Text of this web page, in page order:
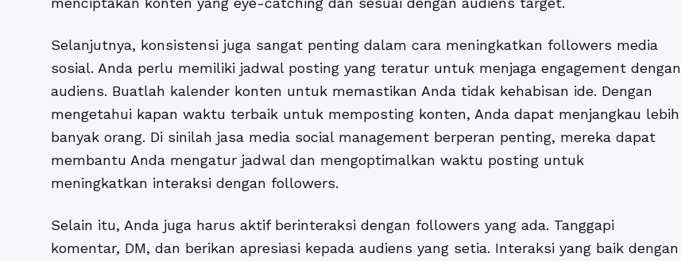
Selanjutnya, konsistensi juga sangat penting dalam cara meningkatkan followers media
sosial. Anda perlu memiliki jadwal posting yang teratur untuk menjaga engagement dengan
audiens. Buatlah kalender konten untuk memastikan Anda tidak kehabisan ide. Dengan
mengetahui kapan waktu terbaik untuk memposting konten, Anda dapat menjangkau lebih
banyak orang. Di sinilah jasa media social management berperan penting, mereka dapat
membantu Anda mengatur jadwal dan mengoptimalkan waktu posting untuk
meningkatkan interaksi dengan followers.
Selain itu, Anda juga harus aktif berinteraksi dengan followers yang ada. Tanggapi
komentar, DM, dan berikan apresiasi kepada audiens yang setia. Interaksi yang baik dengan